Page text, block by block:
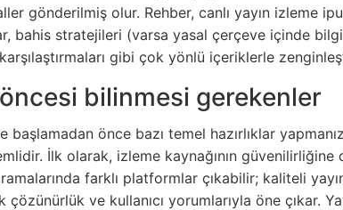
gönderilmiş olur. Rehber, canlı yayın izleme
bahis stratejileri (varsa yasal çerçeve içinde
gibi çok yönlü içeriklerle
bilinmesi gerekenler
başlamadan önce bazı temel hazırlıklar
İlk olarak, izleme kaynağının güvenilirliğine
farklı platformlar çıkabilir; kaliteli
ve kullanıcı yorumlarıyla öne çıkar.